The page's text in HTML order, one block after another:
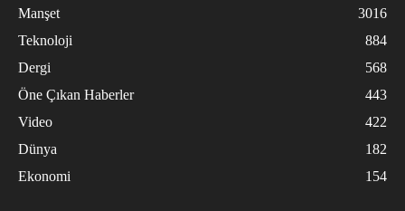
Manşet
3016
Teknoloji
884
Dergi
568
Öne Çıkan Haberler
443
Video
422
Dünya
182
Ekonomi
154